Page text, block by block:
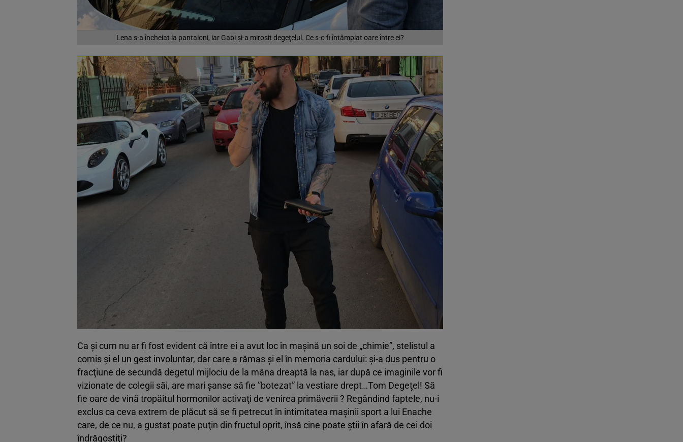
Lena s-a încheiat la pantaloni, iar Gabi şi-a mirosit degeţelul. Ce s-o fi întâmplat oare între ei?
Ca şi cum nu ar fi fost evident că între ei a avut loc în maşină un soi de „chimie”, stelistul a
comis şi el un gest involuntar, dar care a rămas şi el în memoria cardului: şi-a dus pentru o
fracţiune de secundă degetul mijlociu de la mâna dreaptă la nas, iar după ce imaginile vor fi
vizionate de colegii săi, are mari şanse să fie ”botezat” la vestiare drept…Tom Degeţel! Să
fie oare de vină tropăitul hormonilor activaţi de venirea primăverii ? Regândind faptele, nu-i
exclus ca ceva extrem de plăcut să se fi petrecut în intimitatea maşinii sport a lui Enache
care, de ce nu, a gustat poate puţin din fructul oprit, însă cine poate ştii în afară de cei doi
îndrăgostiţi?